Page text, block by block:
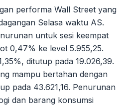
performa Wall Street yang
Selasa waktu AS.
untuk sesi keempat
0,47% ke level 5.955,25.
ditutup pada 19.026,39.
mampu bertahan dengan
pada 43.621,16. Penurunan
dan barang konsumsi